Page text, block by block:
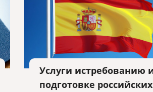
Услуги истребованию
подготовке российских